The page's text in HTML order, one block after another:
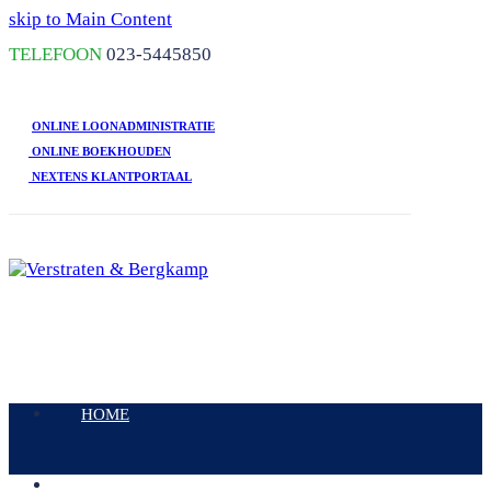
skip to Main Content
TELEFOON 023-5445850
ONLINE LOONADMINISTRATIE
ONLINE BOEKHOUDEN
NEXTENS KLANTPORTAAL
Mobile
HOME